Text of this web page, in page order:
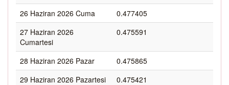
26 Haziran 2026 Cuma
0.477405
27 Haziran 2026
Cumartesi
0.475591
28 Haziran 2026 Pazar
0.475865
29 Haziran 2026 Pazartesi
0.475421